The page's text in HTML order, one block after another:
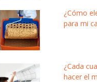
¿Cómo
para mi
¿Cada
hacer el